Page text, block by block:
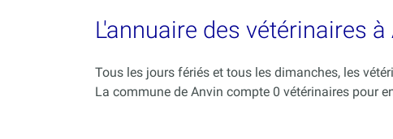
L'annuaire des vétérinaires à
Tous les jours fériés et tous les dimanches, les
La commune de Anvin compte 0 vétérinaires pour